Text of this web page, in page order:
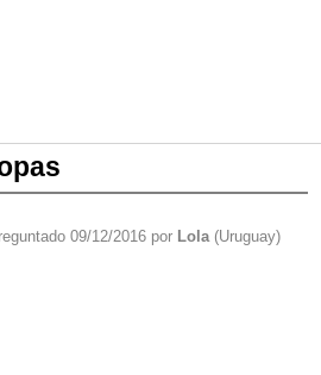
09/12/2016 por Lola(Uruguay)